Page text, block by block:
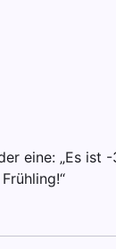
eine: „Es ist